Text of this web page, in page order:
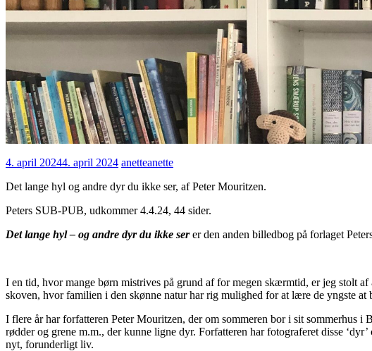
4. april 20244. april 2024 anetteanette
Det lange hyl og andre dyr du ikke ser, af Peter Mouritzen.
Peters SUB-PUB, udkommer 4.4.24, 44 sider.
Det lange hyl – og andre dyr du ikke serer den anden billedbog på forlaget
I en tid, hvor mange børn mistrives på grund af for megen skærmtid, er jeg stolt
skoven, hvor familien i den skønne natur har rig mulighed for at lære de yngste at
I flere år har forfatteren Peter Mouritzen, der om sommeren bor i sit sommerhus
rødder og grene m.m., der kunne ligne dyr. Forfatteren har fotograferet disse
nyt, forunderligt liv.